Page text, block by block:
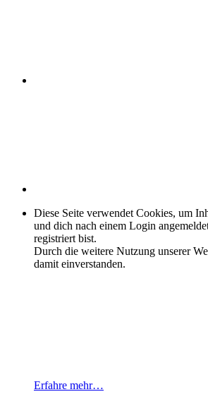
Diese Seite verwendet Cookies, um
und dich nach einem Login
registriert bist.
Durch die weitere Nutzung unserer
damit einverstanden.
Erfahre mehr…